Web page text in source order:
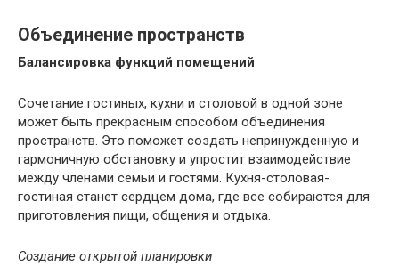
Объединение пространств
Балансировка функций помещений
Сочетание гостиных, кухни и столовой в одной зоне
может быть прекрасным способом объединения
пространств. Это поможет создать непринужденную и
гармоничную обстановку и упростит взаимодействие
между членами семьи и гостями. Кухня-столовая-
гостиная станет сердцем дома, где все собираются для
приготовления пищи, общения и отдыха.
Создание открытой планировки